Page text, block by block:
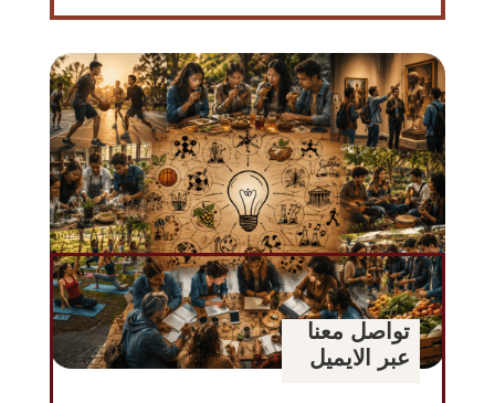
تواصل معنا
عبر الايميل